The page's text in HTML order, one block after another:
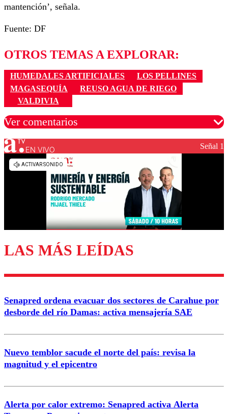
mantención’, señala.
Fuente: DF
OTROS TEMAS A EXPLORAR:
HUMEDALES ARTIFICIALES
LOS PELLINES
MAGASEQUÍA
REUSO AGUA DE RIEGO
VALDIVIA
Ver comentarios
Los comentarios son moderados para garantizar un
Enviar comentario
EN VIVO Señal 1
LAS MÁS LEÍDAS
Senapred ordena evacuar dos sectores de Carahue por
desborde del río Damas: activa mensajería SAE
Nuevo temblor sacude el norte del país: revisa la
magnitud y el epicentro
Alerta por calor extremo: Senapred activa Alerta